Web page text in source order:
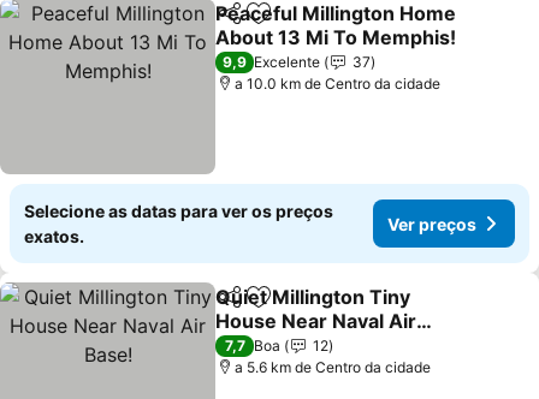
PartilharAdicionar aos favoritos
Peaceful Millington Home
About 13 Mi To Memphis!
9,9 Excelente
37
a 10.0 km de Centro da cidade
Selecione as datas para ver os preços
exatos.
Ver preços
PartilharAdicionar aos favoritos
Quiet Millington Tiny
House Near Naval Air
Base!
7,7 Boa
12
a 5.6 km de Centro da cidade